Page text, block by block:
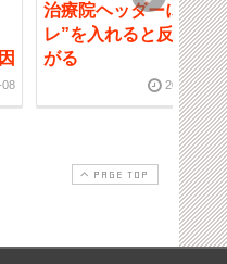
08
治療院ヘッダーには”コ
レ”を入れると反応が上
がる
2019-08-29
PAGE TOP